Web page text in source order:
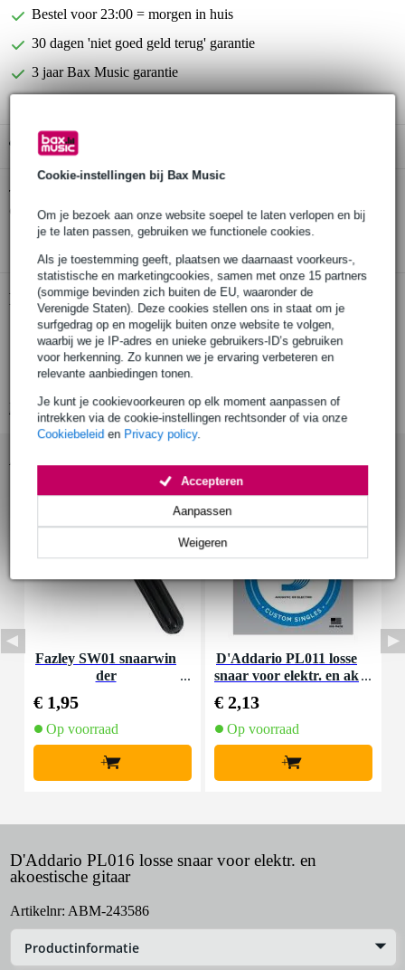
Cookie-instellingen bij Bax Music
Om je bezoek aan onze website soepel te laten verlopen en bij
je te laten passen, gebruiken we functionele cookies.
Als je toestemming geeft, plaatsen we daarnaast voorkeurs-,
statistische en marketingcookies, samen met onze 15 partners
(sommige bevinden zich buiten de EU, waaronder de
Verenigde Staten). Deze cookies stellen ons in staat om je
surfgedrag op en mogelijk buiten onze website te volgen,
waarbij we je IP-adres en unieke gebruikers-ID’s gebruiken
voor herkenning. Zo kunnen we je ervaring verbeteren en
relevante aanbiedingen tonen.
Je kunt je cookievoorkeuren op elk moment aanpassen of
intrekken via de cookie-instellingen rechtsonder of via onze
Cookiebeleid en Privacy policy.
Weigeren
Aanpassen
Accepteren
Bestel voor 23:00 = morgen in huis
30 dagen 'niet goed geld terug' garantie
3 jaar Bax Music garantie
Gratis ophalen in de winkel
Twijfel je of de
en akoestische gitaarbij je past? Doe de check.
Start de check
Productinformatie
enkele snaar
geschikt voor: elektrische en akoestische gitaar
materiaal: staal
Bekijk alle productspecificaties
Fazley SW01 snaarwin
der
€ 1,95
Op voorraad
+
D'Addario PL011 losse
snaar voor elektr. en ak
€ 2,13
Op voorraad
+
D'Addario PL016 losse snaar voor elektr. en
akoestische gitaar
Artikelnr: ABM-243586
Productinformatie